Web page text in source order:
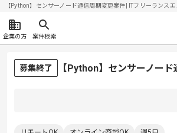
【Python】センサーノード通信周期変更案件| ITフリーラン
企業の方 案件検索
募集終了 【Python】センサーノー